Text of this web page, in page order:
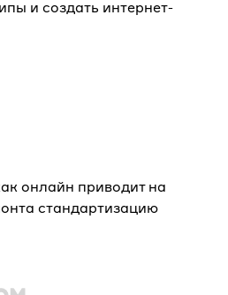
и создать интернет-
онлайн приводит на
стандартизацию